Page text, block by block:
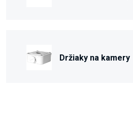
Držiaky na kamery